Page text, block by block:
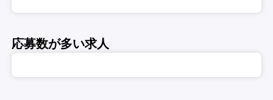
応募数が多い求人